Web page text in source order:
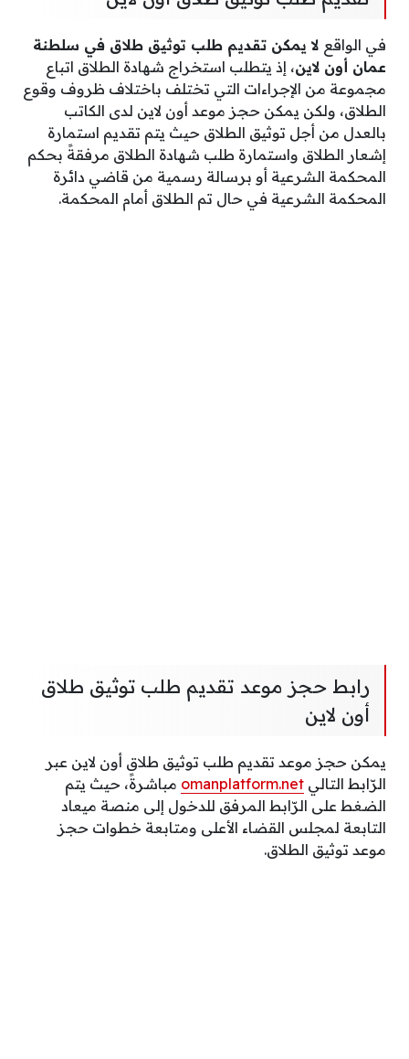
في الواقع لا يمكن تقديم طلب توثيق طلاق في سلطنة
عمان أون لاين، إذ يتطلب استخراج شهادة الطلاق اتباع
مجموعة من الإجراءات التي تختلف باختلاف ظروف وقوع
الطلاق، ولكن يمكن حجز موعد أون لاين لدى الكاتب
بالعدل من أجل توثيق الطلاق حيث يتم تقديم استمارة
إشعار الطلاق واستمارة طلب شهادة الطلاق مرفقةً بحكم
المحكمة الشرعية أو برسالة رسمية من قاضي دائرة
المحكمة الشرعية في حال تم الطلاق أمام المحكمة.
رابط حجز موعد تقديم طلب توثيق طلاق
أون لاين
يمكن حجز موعد تقديم طلب توثيق طلاق أون لاين عبر
الرّابط التالي omanplatform.net مباشرةً، حيث يتم
الضغط على الرّابط المرفق للدخول إلى منصة ميعاد
التابعة لمجلس القضاء الأعلى ومتابعة خطوات حجز
موعد توثيق الطلاق.